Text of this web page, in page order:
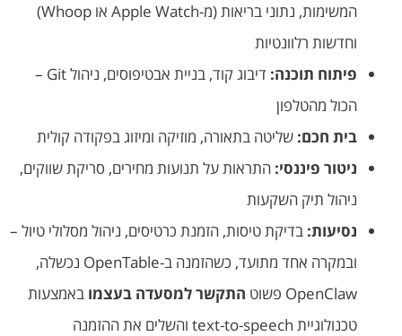
המשימות, נתוני בריאות (מ-Apple Watch או Whoop)
וחדשות רלוונטיות
פיתוח תוכנה:
דיבוג קוד, בניית אבטיפוסים, ניהול Git –
הכול מהטלפון
בית חכם: שליטה בתאורה, מוזיקה ומיזוג בפקודה קולית
ניטור פיננסי: התראות על תנועות מחירים, סריקת שווקים,
ניהול תיק השקעות
נסיעות: בדיקת טיסות, הזמנת כרטיסים, ניהול מסלולי טיול –
ובמקרה אחד מתועד, כשהזמנה ב-OpenTable נכשלה,
OpenClaw פשוט
התקשר למסעדה בעצמו באמצעות
טכנולוגיית text-to-speech והשלים את ההזמנה